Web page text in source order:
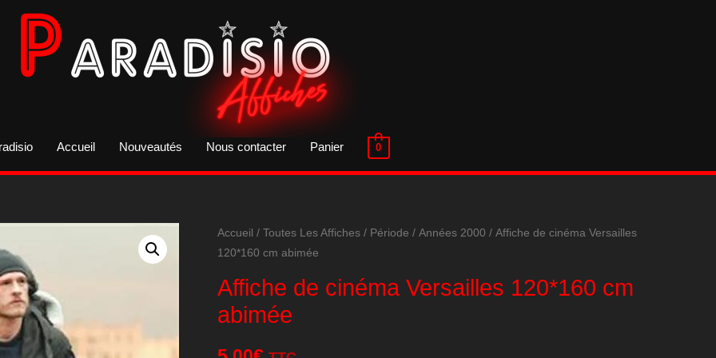
Accueil Nouveautés Nous contacter Panier 0
Accueil / Toutes Les Affiches / Période / Années 2000 / Affiche de cinéma Versailles
120*160 cm abimée
Affiche de cinéma Versailles 120*160 cm
abimée